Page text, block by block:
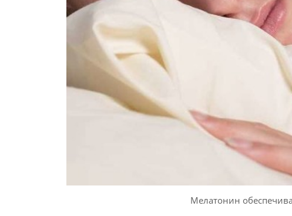
Мелатонин